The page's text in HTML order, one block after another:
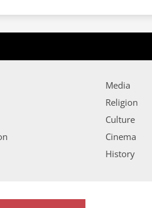
Media
Religion
Culture
Cinema
History